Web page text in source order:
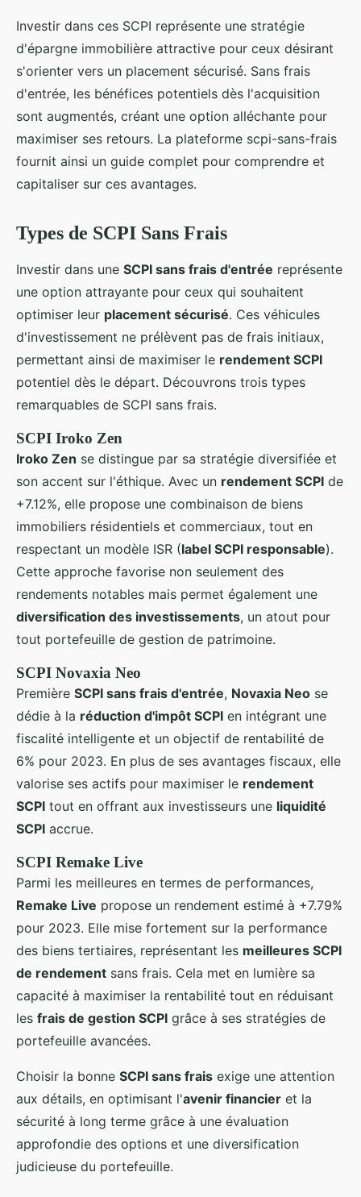
Investir dans ces SCPI représente une stratégie
d'épargne immobilière attractive pour ceux désirant
s'orienter vers un placement sécurisé. Sans frais
d'entrée, les bénéfices potentiels dès l'acquisition
sont augmentés, créant une option alléchante pour
maximiser ses retours. La plateforme scpi-sans-frais
fournit ainsi un guide complet pour comprendre et
capitaliser sur ces avantages.
Types de SCPI Sans Frais
Investir dans une SCPI sans frais d'entrée représente
une option attrayante pour ceux qui souhaitent
optimiser leur placement sécurisé. Ces véhicules
d'investissement ne prélèvent pas de frais initiaux,
permettant ainsi de maximiser le rendement SCPI
potentiel dès le départ. Découvrons trois types
remarquables de SCPI sans frais.
SCPI Iroko Zen
Iroko Zen se distingue par sa stratégie diversifiée et
son accent sur l'éthique. Avec un rendement SCPI de
+7.12%, elle propose une combinaison de biens
immobiliers résidentiels et commerciaux, tout en
respectant un modèle ISR (label SCPI responsable).
Cette approche favorise non seulement des
rendements notables mais permet également une
diversification des investissements, un atout pour
tout portefeuille de gestion de patrimoine.
SCPI Novaxia Neo
Première SCPI sans frais d'entrée, Novaxia Neo se
dédie à la réduction d'impôt SCPI en intégrant une
fiscalité intelligente et un objectif de rentabilité de
6% pour 2023. En plus de ses avantages fiscaux, elle
valorise ses actifs pour maximiser le rendement
SCPI tout en offrant aux investisseurs une liquidité
SCPI accrue.
SCPI Remake Live
Parmi les meilleures en termes de performances,
Remake Live propose un rendement estimé à +7.79%
pour 2023. Elle mise fortement sur la performance
des biens tertiaires, représentant les meilleures SCPI
de rendement sans frais. Cela met en lumière sa
capacité à maximiser la rentabilité tout en réduisant
les frais de gestion SCPI grâce à ses stratégies de
portefeuille avancées.
Choisir la bonne SCPI sans frais exige une attention
aux détails, en optimisant l'avenir financier et la
sécurité à long terme grâce à une évaluation
approfondie des options et une diversification
judicieuse du portefeuille.